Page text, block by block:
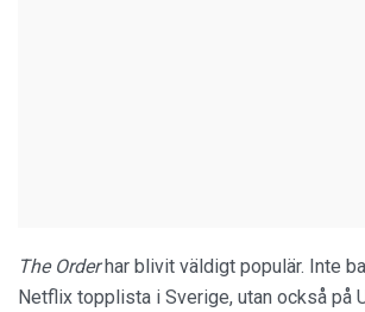
The Orderhar blivit väldigt populär. Inte
Netflix topplista i Sverige, utan också på